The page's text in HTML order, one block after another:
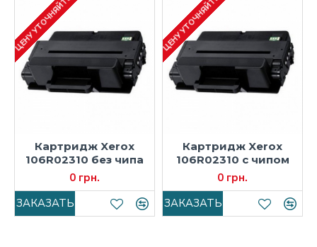
ЦЕНУ УТОЧНЯЙТЕ
Картридж Xerox
106R02310 без чипа
0 грн.
ЗАКАЗАТЬ
ЦЕНУ УТОЧНЯЙТЕ
Картридж Xerox
106R02310 с чипом
0 грн.
ЗАКАЗАТЬ